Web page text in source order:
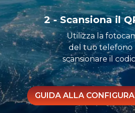
2 - Scansiona il
Utilizza la
del tuo telefono
scansionare il
GUIDA ALLA